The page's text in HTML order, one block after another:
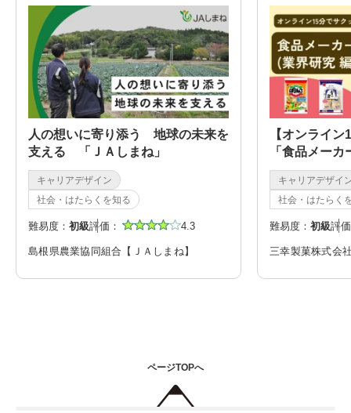
人の想いに寄り添う 地球の未来を
支える 「ＪＡしまね」
キャリアデザイン
社会・はたらくを知る
難易度： 初級評価： 4.3
島根県農業協同組合【ＪＡしまね】
【オンライ
「食品メー
(業界研究編)
キャリアデザイ
社会・はたらく
難易度： 初級評
三幸製菓株式会
ページTOPへ